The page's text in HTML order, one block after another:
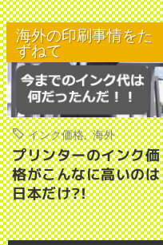
海外の印刷事情をた
ずねて
インク価格,海外
プリンターのインク価
格がこんなに高いのは
日本だけ?!